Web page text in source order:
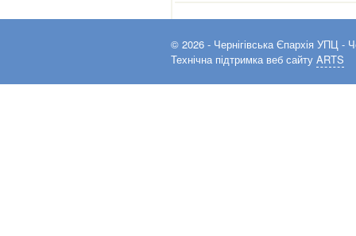
© 2026 - Чернігівська Єпархія УПЦ -
Технічна підтримка веб сайту ARTS